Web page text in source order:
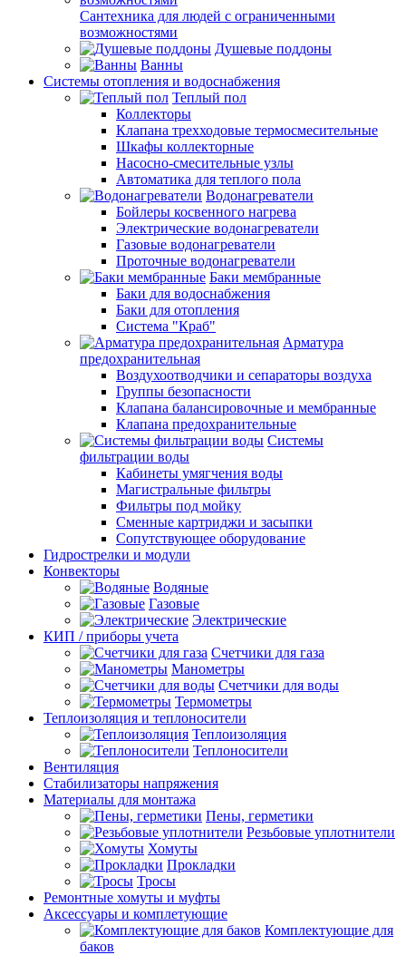
Сантехника для людей с ограниченными
возможностями
Душевые поддоны
Ванны
Системы отопления и водоснабжения
Теплый пол
Коллекторы
Клапана трехходовые термосмесительные
Шкафы коллекторные
Насосно-смесительные узлы
Автоматика для теплого пола
Водонагреватели
Бойлеры косвенного нагрева
Электрические водонагреватели
Газовые водонагреватели
Проточные водонагреватели
Баки мембранные
Баки для водоснабжения
Баки для отопления
Система "Краб"
Арматура
предохранительная
Воздухоотводчики и сепараторы воздуха
Группы безопасности
Клапана балансировочные и мембранные
Клапана предохранительные
Системы
фильтрации воды
Кабинеты умягчения воды
Магистральные фильтры
Фильтры под мойку
Сменные картриджи и засыпки
Сопутствующее оборудование
Гидрострелки и модули
Конвекторы
Водяные
Газовые
Электрические
КИП / приборы учета
Счетчики для газа
Манометры
Счетчики для воды
Термометры
Теплоизоляция и теплоносители
Теплоизоляция
Теплоносители
Вентиляция
Стабилизаторы напряжения
Материалы для монтажа
Пены, герметики
Резьбовые уплотнители
Хомуты
Прокладки
Тросы
Ремонтные хомуты и муфты
Аксессуары и комплетующие
Комплектующие для
баков